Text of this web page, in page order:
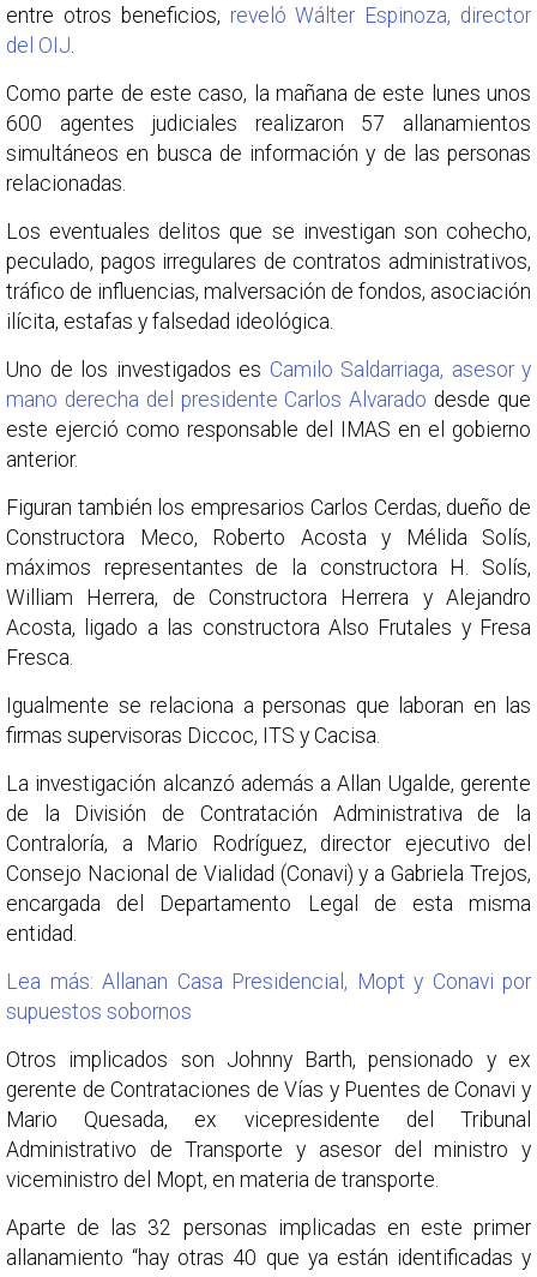
entre otros beneficios, reveló Wálter Espinoza, director
del OIJ.
Como parte de este caso, la mañana de este lunes unos
600 agentes judiciales realizaron 57 allanamientos
simultáneos en busca de información y de las personas
relacionadas.
Los eventuales delitos que se investigan son cohecho,
peculado, pagos irregulares de contratos administrativos,
tráfico de influencias, malversación de fondos, asociación
ilícita, estafas y falsedad ideológica.
Uno de los investigados es Camilo Saldarriaga, asesor y
mano derecha del presidente Carlos Alvarado desde que
este ejerció como responsable del IMAS en el gobierno
anterior.
Figuran también los empresarios Carlos Cerdas, dueño de
Constructora Meco, Roberto Acosta y Mélida Solís,
máximos representantes de la constructora H. Solís,
William Herrera, de Constructora Herrera y Alejandro
Acosta, ligado a las constructora Also Frutales y Fresa
Fresca.
Igualmente se relaciona a personas que laboran en las
firmas supervisoras Diccoc, ITS y Cacisa.
La investigación alcanzó además a Allan Ugalde, gerente
de la División de Contratación Administrativa de la
Contraloría, a Mario Rodríguez, director ejecutivo del
Consejo Nacional de Vialidad (Conavi) y a Gabriela Trejos,
encargada del Departamento Legal de esta misma
entidad.
Lea más: Allanan Casa Presidencial, Mopt y Conavi por
supuestos sobornos
Otros implicados son Johnny Barth, pensionado y ex
gerente de Contrataciones de Vías y Puentes de Conavi y
Mario Quesada, ex vicepresidente del Tribunal
Administrativo de Transporte y asesor del ministro y
viceministro del Mopt, en materia de transporte.
Aparte de las 32 personas implicadas en este primer
allanamiento “hay otras 40 que ya están identificadas y